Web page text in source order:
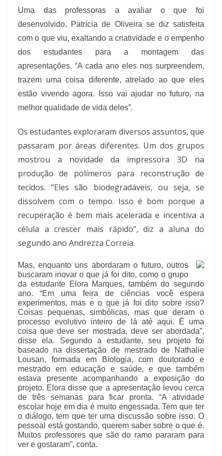
Uma das professoras a avaliar o que foi
desenvolvido, Patrícia de Oliveira se diz satisfeita
com o que viu, exaltando a criatividade e o empenho
dos estudantes para a montagem das
apresentações. “A cada ano eles nos surpreendem,
trazem uma coisa diferente, atrelado ao que eles
estão vivendo agora. Isso vai ajudar no futuro, na
melhor qualidade de vida deles”.
Os estudantes exploraram diversos assuntos, que
passaram por áreas diferentes. Um dos grupos
mostrou a novidade da impressora 3D na
produção de polímeros para reconstrução de
tecidos. “Eles são biodegradáveis, ou seja, se
dissolvem com o tempo. Isso é bom porque a
recuperação é bem mais acelerada e incentiva a
célula a crescer mais rápido”, diz a aluna do
segundo ano Andrezza Correia.
Mas, enquanto uns abordaram o futuro, outros
buscaram inovar o que já foi dito, como o grupo
da estudante Elora Marques, também do segundo
ano. “Em uma feira de ciências você espera
experimentos, mas e o que já foi dito sobre isso?
Coisas pequenas, simbólicas, mas que deram o
processo evolutivo inteiro de lá até aqui. É uma
coisa que deve ser mostrada, deve ser abordada”,
disse ela. Segundo a estudante, seu projeto foi
baseado na dissertação de mestrado de Nathalie
Lousan, formada em Biologia, com doutorado e
mestrado em educação e saúde, e que também
estava presente acompanhando a exposição do
projeto. Elora disse que a apresentação levou cerca
de três semanas para ficar pronta. “A atividade
escolar hoje em dia é muito engessada. Tem que ter
o diálogo, tem que ter uma discussão sobre isso. O
pessoal está gostando, querem saber sobre o que é.
Muitos professores que são do ramo pararam para
ver e gostaram”, conta.